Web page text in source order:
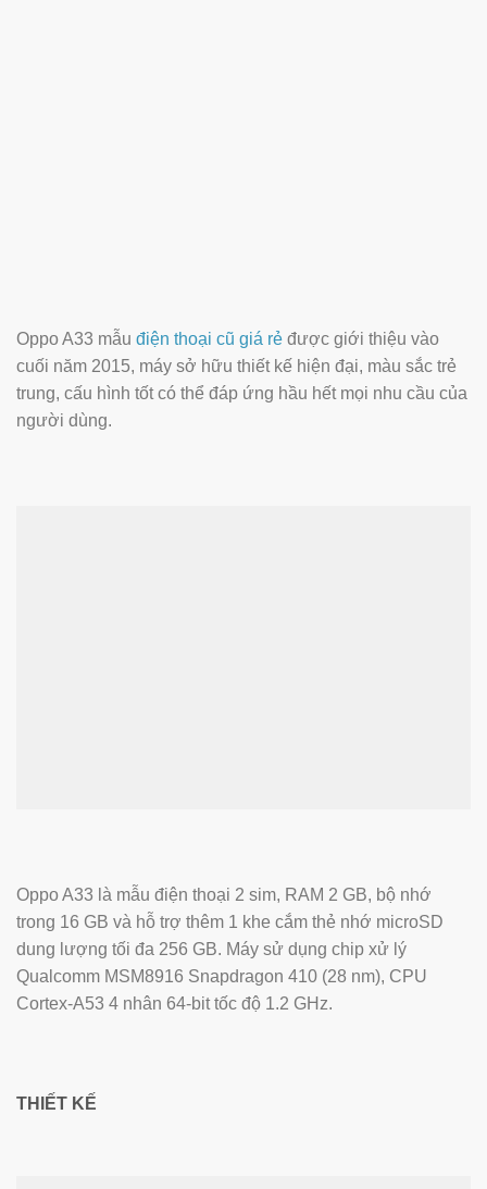
Oppo A33 mẫu điện thoại cũ giá rẻ được giới thiệu vào
cuối năm 2015, máy sở hữu thiết kế hiện đại, màu sắc trẻ
trung, cấu hình tốt có thể đáp ứng hầu hết mọi nhu cầu của
người dùng.
Oppo A33 là mẫu điện thoại 2 sim, RAM 2 GB, bộ nhớ
trong 16 GB và hỗ trợ thêm 1 khe cắm thẻ nhớ microSD
dung lượng tối đa 256 GB. Máy sử dụng chip xử lý
Qualcomm MSM8916 Snapdragon 410 (28 nm), CPU
Cortex-A53 4 nhân 64-bit tốc độ 1.2 GHz.
THIẾT KẾ